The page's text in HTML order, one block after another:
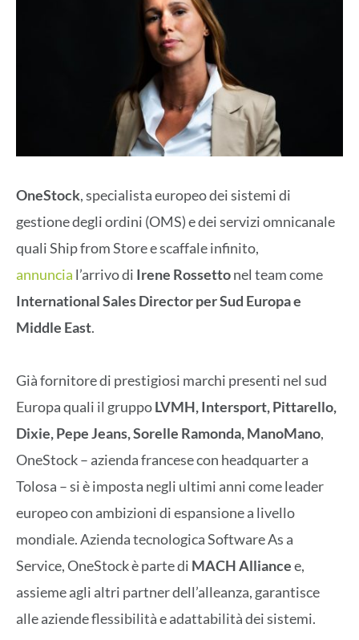
OneStock, specialista europeo dei sistemi di
gestione degli ordini (OMS) e dei servizi omnicanale
quali Ship from Store e scaffale infinito,
annuncia l’arrivo di Irene Rossettonel team come
International Sales Director per Sud Europa e
Middle East.
Già fornitore di prestigiosi marchi presenti nel sud
Europa quali il gruppoLVMH, Intersport, Pittarello,
Dixie, Pepe Jeans, Sorelle Ramonda, ManoMano,
OneStock – azienda francese con headquarter a
Tolosa – si è imposta negli ultimi anni come leader
europeo con ambizioni di espansione a livello
mondiale. Azienda tecnologica Software As a
Service, OneStock è parte di MACH Alliancee,
assieme agli altri partner dell’alleanza, garantisce
alle aziende flessibilità e adattabilità dei sistemi.